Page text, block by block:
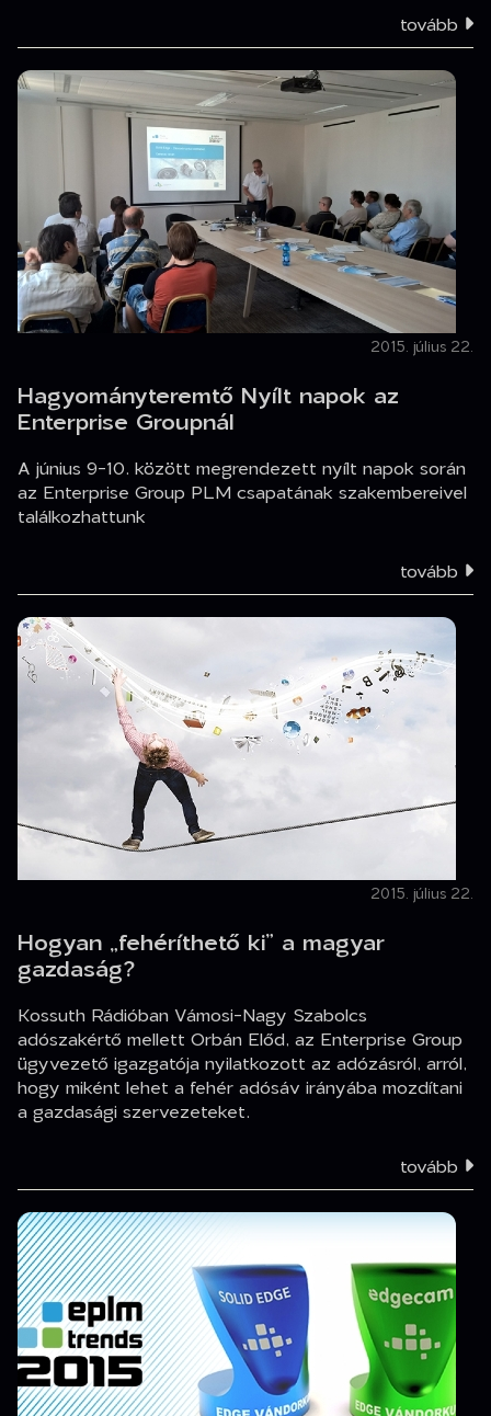
tovább
2015. július 22.
Hagyományteremtő Nyílt napok az
Enterprise Groupnál
A június 9-10. között megrendezett nyílt napok során
az Enterprise Group PLM csapatának szakembereivel
találkozhattunk
tovább
2015. július 22.
Hogyan „fehéríthető ki” a magyar
gazdaság?
Kossuth Rádióban Vámosi-Nagy Szabolcs
adószakértő mellett Orbán Előd, az Enterprise Group
ügyvezető igazgatója nyilatkozott az adózásról, arról,
hogy miként lehet a fehér adósáv irányába mozdítani
a gazdasági szervezeteket.
tovább